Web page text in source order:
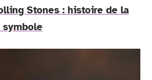
Stones : histoire de la
symbole